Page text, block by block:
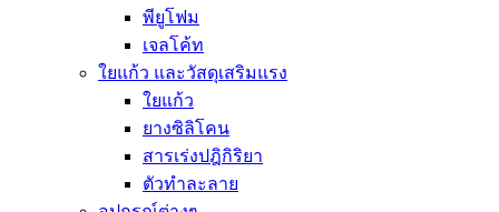
พียูโฟม
เจลโค้ท
ใยแก้ว และวัสดุเสริมแรง
ใยแก้ว
ยางซิลิโคน
สารเร่งปฎิกิริยา
ตัวทำละลาย